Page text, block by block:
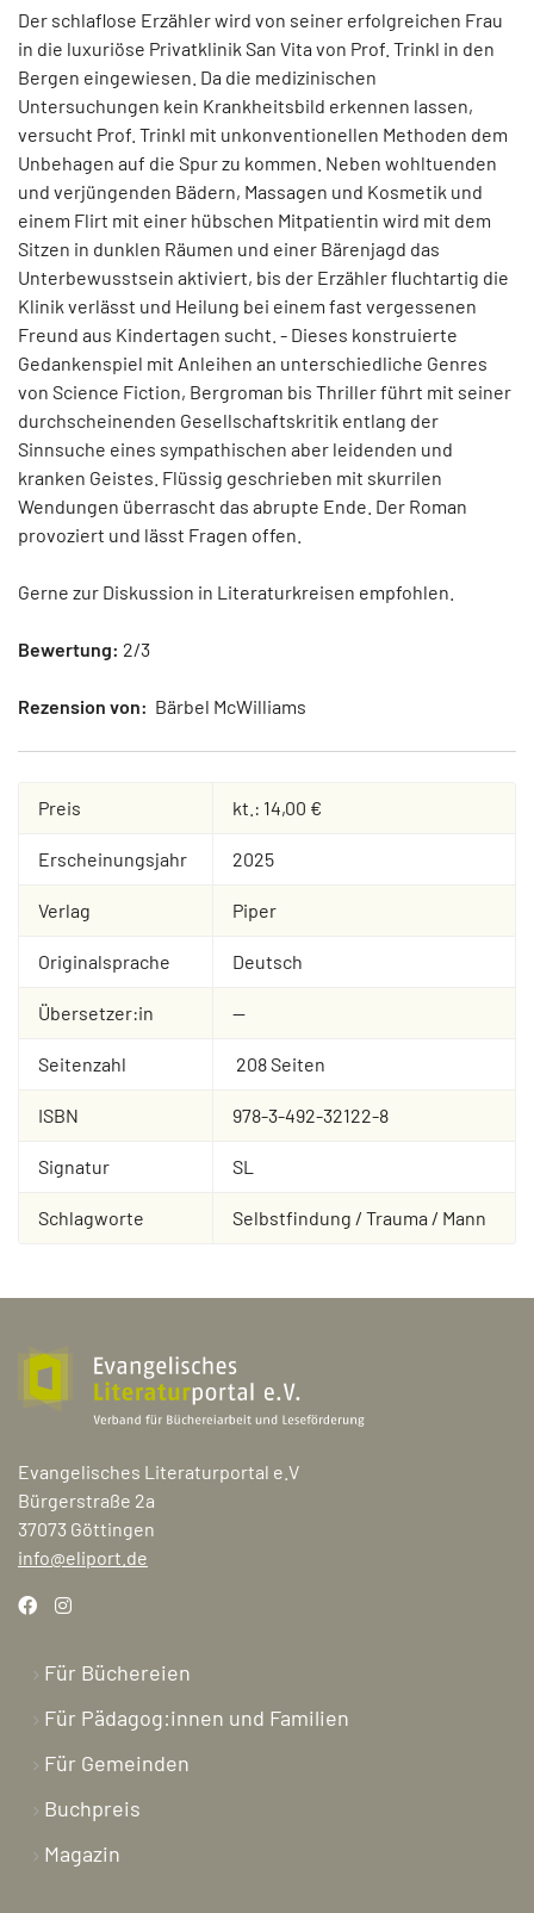
Der schlaflose Erzähler wird von seiner erfolgreichen Frau
in die luxuriöse Privatklinik San Vita von Prof. Trinkl in den
Bergen eingewiesen. Da die medizinischen
Untersuchungen kein Krankheitsbild erkennen lassen,
versucht Prof. Trinkl mit unkonventionellen Methoden dem
Unbehagen auf die Spur zu kommen. Neben wohltuenden
und verjüngenden Bädern, Massagen und Kosmetik und
einem Flirt mit einer hübschen Mitpatientin wird mit dem
Sitzen in dunklen Räumen und einer Bärenjagd das
Unterbewusstsein aktiviert, bis der Erzähler fluchtartig die
Klinik verlässt und Heilung bei einem fast vergessenen
Freund aus Kindertagen sucht. - Dieses konstruierte
Gedankenspiel mit Anleihen an unterschiedliche Genres
von Science Fiction, Bergroman bis Thriller führt mit seiner
durchscheinenden Gesellschaftskritik entlang der
Sinnsuche eines sympathischen aber leidenden und
kranken Geistes. Flüssig geschrieben mit skurrilen
Wendungen überrascht das abrupte Ende. Der Roman
provoziert und lässt Fragen offen.
Gerne zur Diskussion in Literaturkreisen empfohlen.
Bewertung: 2/3
Rezension von: Bärbel McWilliams
Preis kt.: 14,00 €
Erscheinungsjahr 2025
Verlag Piper
Originalsprache Deutsch
Übersetzer:in --
Seitenzahl 208 Seiten
ISBN 978-3-492-32122-8
Signatur SL
Schlagworte Selbstfindung / Trauma / Mann
Evangelisches Literaturportal e.V
Bürgerstraße 2a
37073 Göttingen
info@eliport.de
Für Büchereien
Für Pädagog:innen und Familien
Für Gemeinden
Buchpreis
Magazin